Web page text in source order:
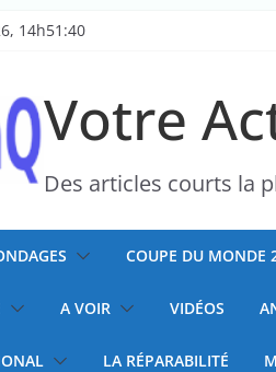
14h51:40
Votre
Des articles courts la
COUPE DU MONDE
A VOIR VIDÉOS
LA RÉPARABILITÉ